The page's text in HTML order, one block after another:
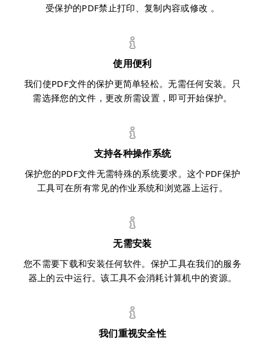
受保护的PDF禁止打印、复制内容或修改 。
使用便利
我们使PDF文件的保护更简单轻松。无需任何安装。只
需选择您的文件，更改所需设置，即可开始保护。
支持各种操作系统
保护您的PDF文件无需特殊的系统要求。这个PDF保护
工具可在所有常见的作业系统和浏览器上运行。
无需安装
您不需要下载和安装任何软件。保护工具在我们的服务
器上的云中运行。该工具不会消耗计算机中的资源。
我们重视安全性